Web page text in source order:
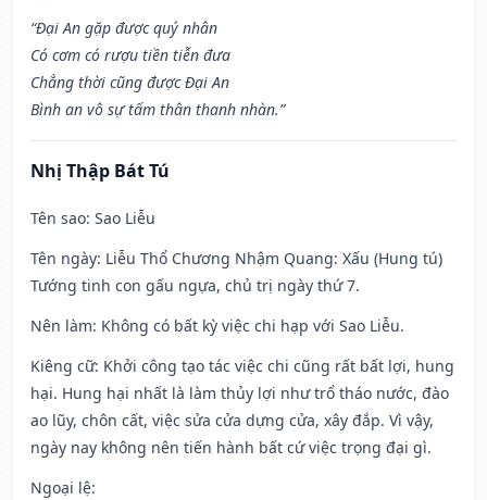
“Đại An gặp được quý nhân
Có cơm có rượu tiền tiễn đưa
Chẳng thời cũng được Đại An
Bình an vô sự tấm thân thanh nhàn.”
Nhị Thập Bát Tú
Tên sao: Sao Liễu
Tên ngày: Liễu Thổ Chương Nhậm Quang: Xấu (Hung tú)
Tướng tinh con gấu ngựa, chủ trị ngày thứ 7.
Nên làm: Không có bất kỳ việc chi hạp với Sao Liễu.
Kiêng cữ: Khởi công tạo tác việc chi cũng rất bất lợi, hung
hại. Hung hại nhất là làm thủy lợi như trổ tháo nước, đào
ao lũy, chôn cất, việc sửa cửa dựng cửa, xây đắp. Vì vậy,
ngày nay không nên tiến hành bất cứ việc trọng đại gì.
Ngoại lệ: